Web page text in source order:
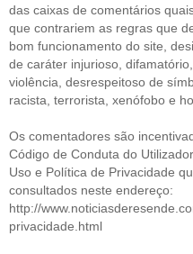
das caixas de comentários
que contrariem as regras que
bom funcionamento do site,
de caráter injurioso,
violência, desrespeitoso de
racista, terrorista, xenófobo e
Os comentadores são
Código de Conduta do
Uso e Política de Privacidade
consultados neste endereço:
http://
privacidade.html